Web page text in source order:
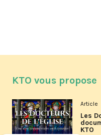
KTO vous propose
Article
Les
KTO